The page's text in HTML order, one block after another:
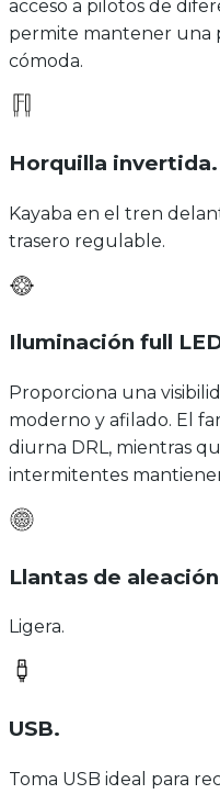
acceso a pilotos de
permite mantener una
cómoda.
Horquilla invertida.
Kayaba en el tren
trasero regulable.
Iluminación full
Proporciona una
moderno y afilado. El
diurna DRL, mientras
intermitentes
Llantas de aleación
Ligera.
USB.
Toma USB ideal para